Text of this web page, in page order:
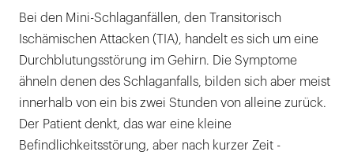
Bei den Mini-Schlaganfällen, den Transitorisch
Ischämischen Attacken (TIA), handelt es sich um eine
Durchblutungsstörung im Gehirn. Die Symptome
ähneln denen des Schlaganfalls, bilden sich aber meist
innerhalb von ein bis zwei Stunden von alleine zurück.
Der Patient denkt, das war eine kleine
Befindlichkeitsstörung, aber nach kurzer Zeit -